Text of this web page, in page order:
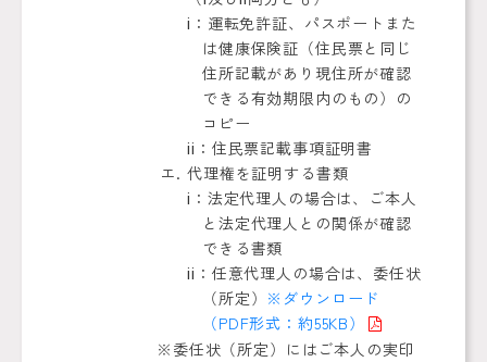
ⅰ：運転免許証、パスポートまた
は健康保険証（住民票と同じ
住所記載があり現住所が確認
できる有効期限内のもの）の
コピー
ⅱ：住民票記載事項証明書
代理権を証明する書類
ⅰ：法定代理人の場合は、ご本人
と法定代理人との関係が確認
できる書類
ⅱ：任意代理人の場合は、委任状
（所定） ※ダウンロード
（PDF形式：約55KB）
※委任状（所定）にはご本人の実印